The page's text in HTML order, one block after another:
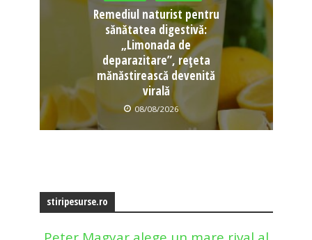
Remediul naturist pentru
sănătatea digestivă:
„Limonada de
deparazitare”, rețeta
mănăstirească devenită
virală
08/08/2026
stiripesurse.ro